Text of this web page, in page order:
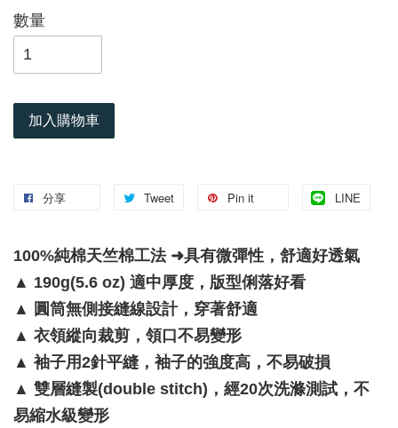
數量
加入購物車
分享 Tweet Pin it LINE
100%純棉天竺棉工法 ➜具有微彈性，舒適好透氣
▲ 190g(5.6 oz) 適中厚度，版型俐落好看
▲ 圓筒無側接縫線設計，穿著舒適
▲ 衣領縱向裁剪，領口不易變形
▲ 袖子用2針平縫，袖子的強度高，不易破損
▲ 雙層縫製(double stitch)，經20次洗滌測試，不
易縮水級變形